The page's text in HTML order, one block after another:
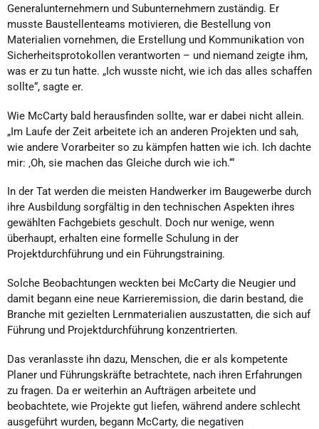
Generalunternehmern und Subunternehmern zuständig. Er
musste Baustellenteams motivieren, die Bestellung von
Materialien vornehmen, die Erstellung und Kommunikation von
Sicherheitsprotokollen verantworten – und niemand zeigte ihm,
was er zu tun hatte. „Ich wusste nicht, wie ich das alles schaffen
sollte“, sagte er.
Wie McCarty bald herausfinden sollte, war er dabei nicht allein.
„Im Laufe der Zeit arbeitete ich an anderen Projekten und sah,
wie andere Vorarbeiter so zu kämpfen hatten wie ich. Ich dachte
mir: ‚Oh, sie machen das Gleiche durch wie ich.‘“
In der Tat werden die meisten Handwerker im Baugewerbe durch
ihre Ausbildung sorgfältig in den technischen Aspekten ihres
gewählten Fachgebiets geschult. Doch nur wenige, wenn
überhaupt, erhalten eine formelle Schulung in der
Projektdurchführung und ein Führungstraining.
Solche Beobachtungen weckten bei McCarty die Neugier und
damit begann eine neue Karrieremission, die darin bestand, die
Branche mit gezielten Lernmaterialien auszustatten, die sich auf
Führung und Projektdurchführung konzentrierten.
Das veranlasste ihn dazu, Menschen, die er als kompetente
Planer und Führungskräfte betrachtete, nach ihren Erfahrungen
zu fragen. Da er weiterhin an Aufträgen arbeitete und
beobachtete, wie Projekte gut liefen, während andere schlecht
ausgeführt wurden, begann McCarty, die negativen